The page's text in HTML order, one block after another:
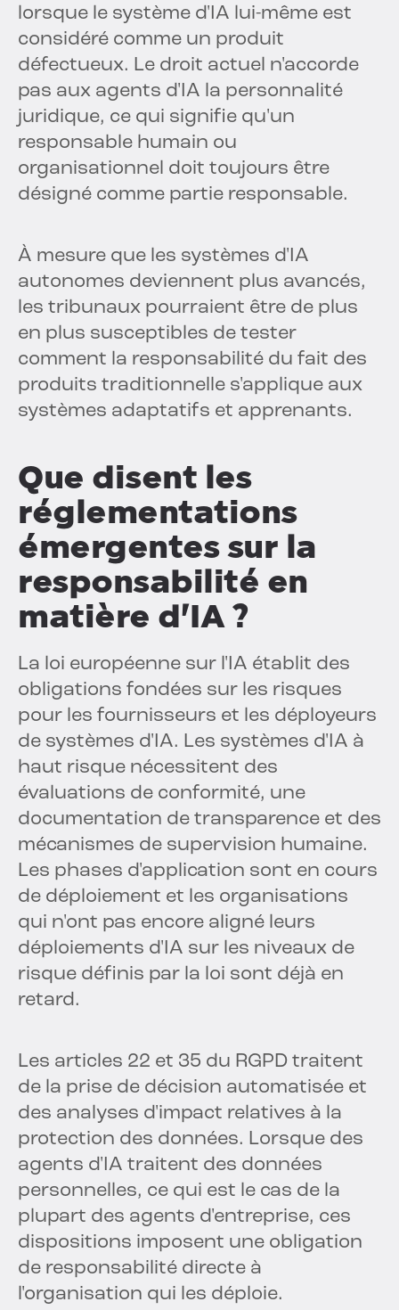
lorsque le système d'IA lui-même est
considéré comme un produit
défectueux. Le droit actuel n'accorde
pas aux agents d'IA la personnalité
juridique, ce qui signifie qu'un
responsable humain ou
organisationnel doit toujours être
désigné comme partie responsable.
À mesure que les systèmes d'IA
autonomes deviennent plus avancés,
les tribunaux pourraient être de plus
en plus susceptibles de tester
comment la responsabilité du fait des
produits traditionnelle s'applique aux
systèmes adaptatifs et apprenants.
Que disent les
réglementations
émergentes sur la
responsabilité en
matière d'IA ?
La loi européenne sur l'IA établit des
obligations fondées sur les risques
pour les fournisseurs et les déployeurs
de systèmes d'IA. Les systèmes d'IA à
haut risque nécessitent des
évaluations de conformité, une
documentation de transparence et des
mécanismes de supervision humaine.
Les phases d'application sont en cours
de déploiement et les organisations
qui n'ont pas encore aligné leurs
déploiements d'IA sur les niveaux de
risque définis par la loi sont déjà en
retard.
Les articles 22 et 35 du RGPD traitent
de la prise de décision automatisée et
des analyses d'impact relatives à la
protection des données. Lorsque des
agents d'IA traitent des données
personnelles, ce qui est le cas de la
plupart des agents d'entreprise, ces
dispositions imposent une obligation
de responsabilité directe à
l'organisation qui les déploie.